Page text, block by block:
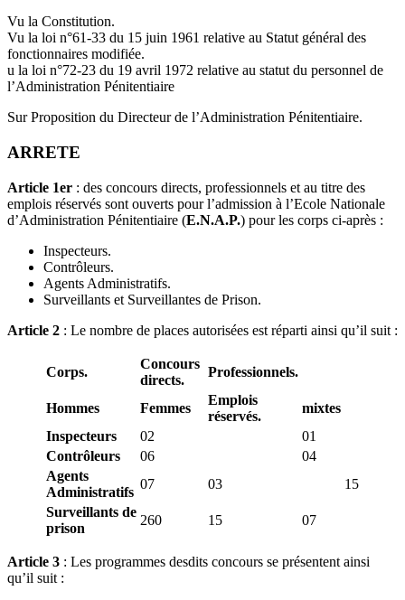
Vu la Constitution.
Vu la loi n°61-33 du 15 juin 1961 relative au Statut général des
fonctionnaires modifiée.
u la loi n°72-23 du 19 avril 1972 relative au statut du personnel de
l’Administration Pénitentiaire
Sur Proposition du Directeur de l’Administration Pénitentiaire.
ARRETE
Article 1er : des concours directs, professionnels et au titre des
emplois réservés sont ouverts pour l’admission à l’Ecole Nationale
d’Administration Pénitentiaire (E.N.A.P.) pour les corps ci-après :
Inspecteurs.
Contrôleurs.
Agents Administratifs.
Surveillants et Surveillantes de Prison.
Article 2 : Le nombre de places autorisées est réparti ainsi qu’il suit :
Corps.
Concours
directs.
Professionnels.
Hommes Femmes
Emplois
réservés.
mixtes
Inspecteurs
02
01
Contrôleurs
06
04
Agents
Administratifs
07 03
15
Surveillants de
prison
260 15 07
Article 3 : Les programmes desdits concours se présentent ainsi
qu’il suit :